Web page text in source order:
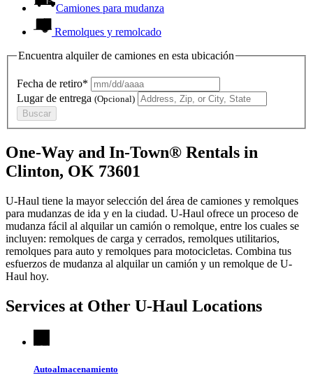
Camiones para mudanza
Remolques y remolcado
Encuentra alquiler de camiones en esta ubicación
Fecha de retiro*
Lugar de entrega (Opcional)
Buscar
One-Way and In-Town® Rentals in
Clinton, OK 73601
U-Haul tiene la mayor selección del área de camiones y remolques
para mudanzas de ida y en la ciudad. U-Haul ofrece un proceso de
mudanza fácil al alquilar un camión o remolque, entre los cuales se
incluyen: remolques de carga y cerrados, remolques utilitarios,
remolques para auto y remolques para motocicletas. Combina tus
esfuerzos de mudanza al alquilar un camión y un remolque de U-
Haul hoy.
Services at Other U-Haul Locations
Autoalmacenamiento